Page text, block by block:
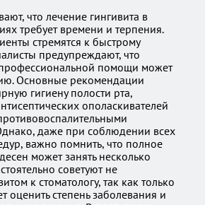
что лечение гингивита в
требует времени и терпения.
стремятся к быстрому
предупреждают, что
помощи может
Основные рекомендации
гигиену полости рта,
ополаскивателей
даже при соблюдении всех
важно помнить, что полное
может занять несколько
советуют не
к стоматологу, так как только
оценить степень заболевания и